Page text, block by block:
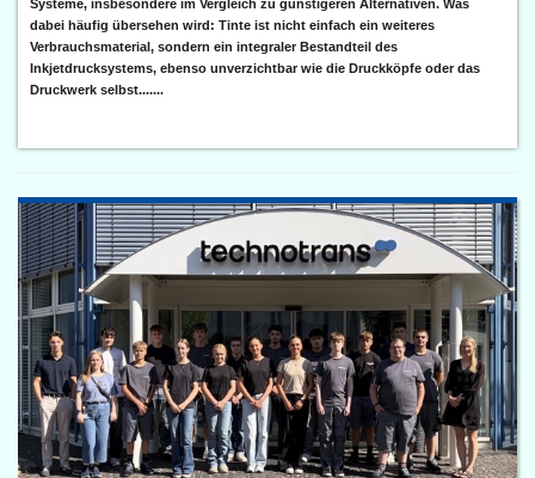
Systeme, insbesondere im Vergleich zu günstigeren Alternativen. Was
dabei häufig übersehen wird: Tinte ist nicht einfach ein weiteres
Verbrauchsmaterial, sondern ein integraler Bestandteil des
Inkjetdrucksystems, ebenso unverzichtbar wie die Druckköpfe oder das
Druckwerk selbst.......